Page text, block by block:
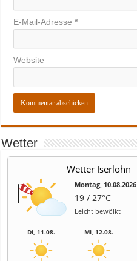
E-Mail-Adresse*
Website
Wetter
Wetter Iserlohn
Montag, 10.08.2026
19 / 27°C
Leicht bewölkt
Di, 11.08. Mi, 12.08.